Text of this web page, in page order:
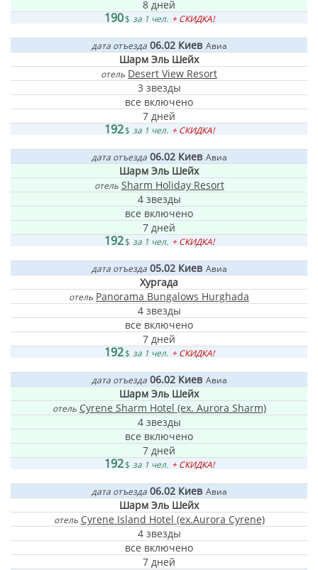
8 дней
190$ за 1 чел. + СКИДКА!
дата отъезда 06.02Киев Авиа
Шарм Эль Шейх
отель Desert View Resort
3 звезды
все включено
7 дней
192$ за 1 чел. + СКИДКА!
дата отъезда 06.02Киев Авиа
Шарм Эль Шейх
отель Sharm Holiday Resort
4 звезды
все включено
7 дней
192$ за 1 чел. + СКИДКА!
дата отъезда 05.02Киев Авиа
Хургада
отель Panorama Bungalows Hurghada
4 звезды
все включено
7 дней
192$ за 1 чел. + СКИДКА!
дата отъезда 06.02Киев Авиа
Шарм Эль Шейх
отель Cyrene Sharm Hotel (ex. Aurora Sharm)
4 звезды
все включено
7 дней
192$ за 1 чел. + СКИДКА!
дата отъезда 06.02Киев Авиа
Шарм Эль Шейх
отель Cyrene Island Hotel (ex.Aurora Cyrene)
4 звезды
все включено
7 дней